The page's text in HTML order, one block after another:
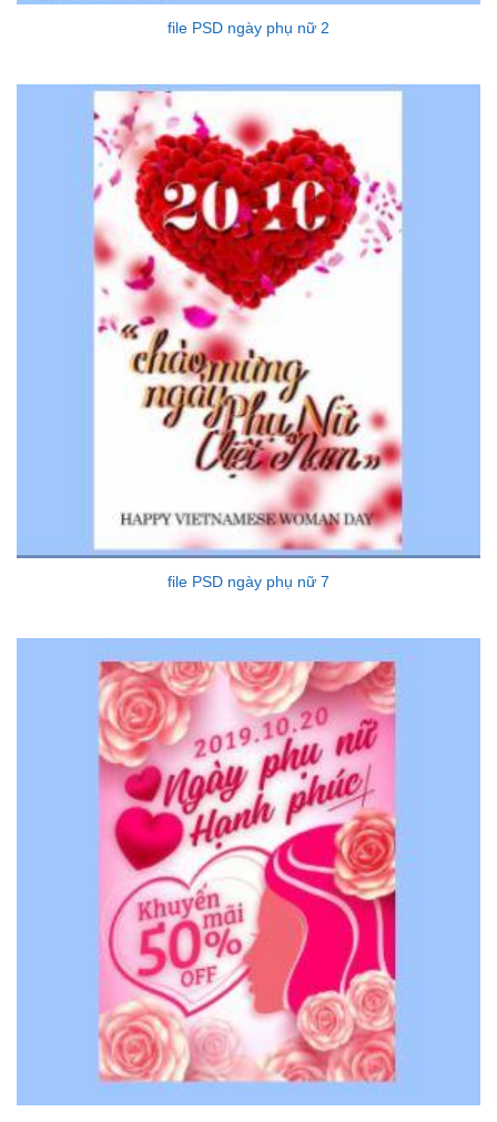
file PSD ngày phụ nữ 2
file PSD ngày phụ nữ 7